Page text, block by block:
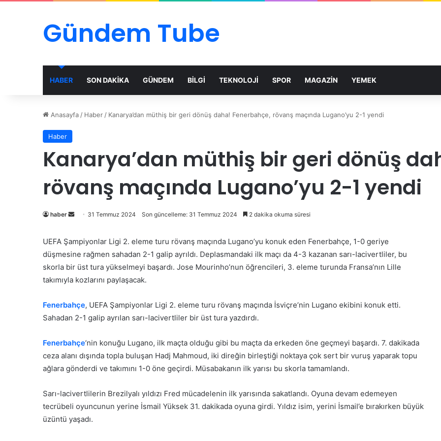
Gündem Tube
HABER SON DAKİKA GÜNDEM BİLGİ TEKNOLOJİ SPOR MAGAZİN YEMEK
Anasayfa / Haber / Kanarya’dan müthiş bir geri dönüş daha! Fenerbahçe, rövanş maçında Lugano’yu 2-1 yendi
Haber
Kanarya’dan müthiş bir geri dönüş
rövanş maçında Lugano’yu 2-1 yendi
haber
Bir
posta
31 Temmuz 2024 Son güncelleme: 31 Temmuz 2024 2 dakika okuma süresi
UEFA Şampiyonlar Ligi 2. eleme turu rövanş maçında Lugano’yu konuk eden Fenerbahçe, 1-0 geriye
düşmesine rağmen sahadan 2-1 galip ayrıldı. Deplasmandaki ilk maçı da 4-3 kazanan sarı-lacivertliler, bu
skorla bir üst tura yükselmeyi başardı. Jose Mourinho’nun öğrencileri, 3. eleme turunda Fransa’nın Lille
takımıyla kozlarını paylaşacak.
Fenerbahçe, UEFA Şampiyonlar Ligi 2. eleme turu rövanş maçında İsviçre’nin Lugano ekibini konuk etti.
Sahadan 2-1 galip ayrılan sarı-lacivertliler bir üst tura yazdırdı.
Fenerbahçe‘nin konuğu Lugano, ilk maçta olduğu gibi bu maçta da erkeden öne geçmeyi başardı. 7. dakikada
ceza alanı dışında topla buluşan Hadj Mahmoud, iki direğin birleştiği noktaya çok sert bir vuruş yaparak topu
ağlara gönderdi ve takımını 1-0 öne geçirdi. Müsabakanın ilk yarısı bu skorla tamamlandı.
Sarı-lacivertlilerin Brezilyalı yıldızı Fred mücadelenin ilk yarısında sakatlandı. Oyuna devam edemeyen
tecrübeli oyuncunun yerine İsmail Yüksek 31. dakikada oyuna girdi. Yıldız isim, yerini İsmail’e bırakırken büyük
üzüntü yaşadı.